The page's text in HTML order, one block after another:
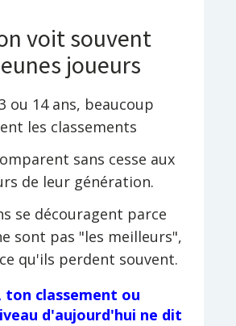
voit souvent
joueurs
ou 14 ans, beaucoup
les classements
sans cesse aux
de leur génération.
se découragent parce
sont pas "les meilleurs",
qu'ils perdent souvent.
ton classement ou
d'aujourd'hui ne dit